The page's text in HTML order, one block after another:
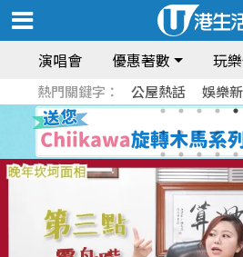
演唱會 優惠著數 玩
熱門關鍵字： 公屋熱話 娛樂